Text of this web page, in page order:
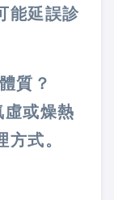
能延誤診
質？
或燥熱
式。